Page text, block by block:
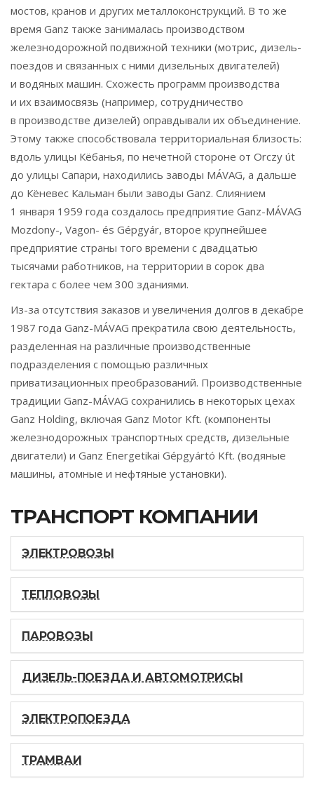
мостов, кранов и других металлоконструкций. В то же
время Ganz также занималась производством
железнодорожной подвижной техники (мотрис, дизель-
поездов и связанных с ними дизельных двигателей)
и водяных машин. Схожесть программ производства
и их взаимосвязь (например, сотрудничество
в производстве дизелей) оправдывали их объединение.
Этому также способствовала территориальная близость:
вдоль улицы Кёбанья, по нечетной стороне от Orczy út
до улицы Сапари, находились заводы MÁVAG, а дальше
до Кёневес Кальман были заводы Ganz. Слиянием
1 января 1959 года создалось предприятие Ganz-MÁVAG
Mozdony-, Vagon- és Gépgyár, второе крупнейшее
предприятие страны того времени с двадцатью
тысячами работников, на территории в сорок два
гектара с более чем 300 зданиями.
Из-за отсутствия заказов и увеличения долгов в декабре
1987 года Ganz-MÁVAG прекратила свою деятельность,
разделенная на различные производственные
подразделения с помощью различных
приватизационных преобразований. Производственные
традиции Ganz-MÁVAG сохранились в некоторых цехах
Ganz Holding, включая Ganz Motor Kft. (компоненты
железнодорожных транспортных средств, дизельные
двигатели) и Ganz Energetikai Gépgyártó Kft. (водяные
машины, атомные и нефтяные установки).
ТРАНСПОРТ КОМПАНИИ
ЭЛЕКТРОВОЗЫ
ТЕПЛОВОЗЫ
ПАРОВОЗЫ
ДИЗЕЛЬ-ПОЕЗДА И АВТОМОТРИСЫ
ЭЛЕКТРОПОЕЗДА
ТРАМВАИ